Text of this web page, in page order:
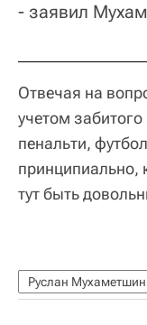
- заявил
Отвечая на
учетом
пенальти,
принципиально,
тут быть
Руслан Мухаметшин